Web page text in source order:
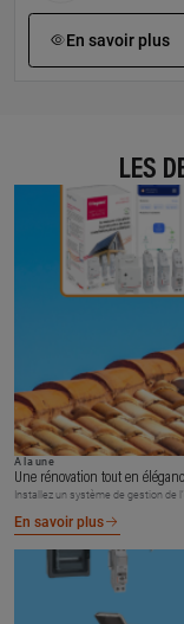
En savoir plus
LES
À la une
Une rénovation tout en
Installez un système de gestion de
En savoir plus